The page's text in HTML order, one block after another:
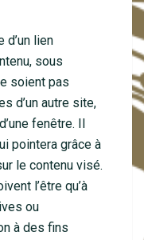
lien
sous
soient pas
d’un autre site,
fenêtre. Il
pointera grâce à
le contenu visé.
l’être qu’à
ou
à des fins